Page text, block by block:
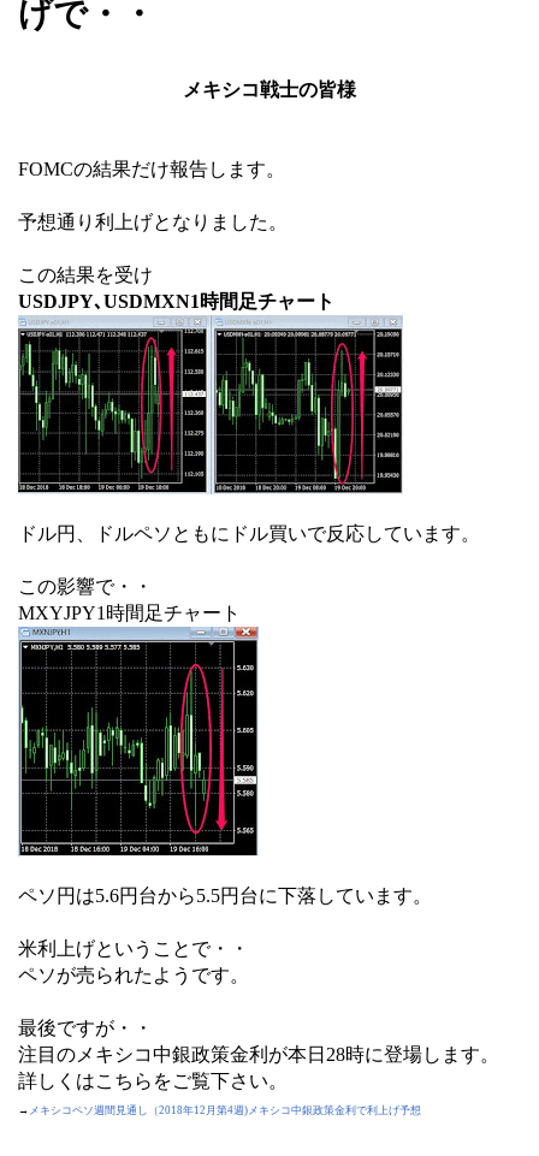
げで・・
メキシコ戦士の皆様
FOMCの結果だけ報告します。
予想通り利上げとなりました。
この結果を受け
USDJPY､USDMXN1時間足チャート
ドル円、ドルペソともにドル買いで反応しています。
この影響で・・
MXYJPY1時間足チャート
ペソ円は5.6円台から5.5円台に下落しています。
米利上げということで・・
ペソが売られたようです。
最後ですが・・
注目のメキシコ中銀政策金利が本日28時に登場します。
詳しくはこちらをご覧下さい。
→ メキシコペソ週間見通し（2018年12月第4週)メキシコ中銀政策金利で利上げ予想